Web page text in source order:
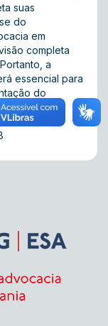
suas
do
em
completa
a
essencial para
do